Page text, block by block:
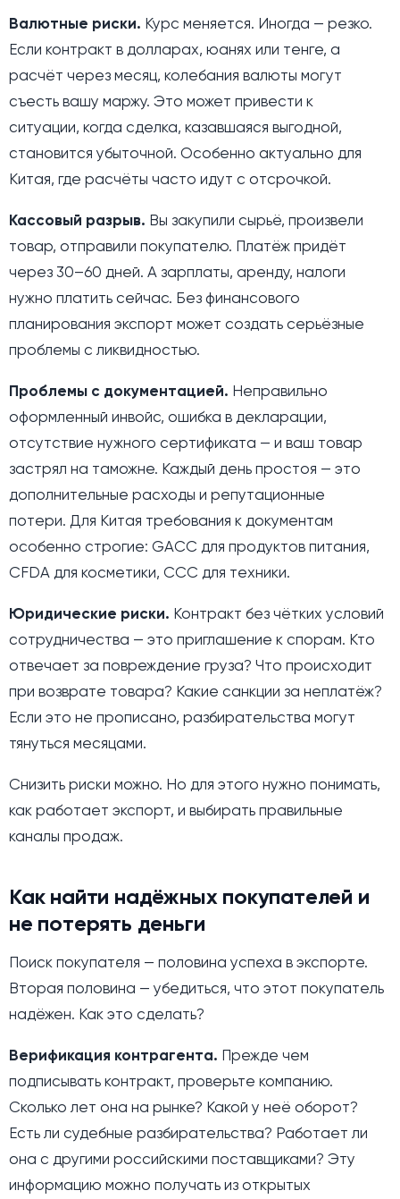
Валютные риски. Курс меняется. Иногда — резко.
Если контракт в долларах, юанях или тенге, а
расчёт через месяц, колебания валюты могут
съесть вашу маржу. Это может привести к
ситуации, когда сделка, казавшаяся выгодной,
становится убыточной. Особенно актуально для
Китая, где расчёты часто идут с отсрочкой.
Кассовый разрыв. Вы закупили сырьё, произвели
товар, отправили покупателю. Платёж придёт
через 30–60 дней. А зарплаты, аренду, налоги
нужно платить сейчас. Без финансового
планирования экспорт может создать серьёзные
проблемы с ликвидностью.
Проблемы с документацией. Неправильно
оформленный инвойс, ошибка в декларации,
отсутствие нужного сертификата — и ваш товар
застрял на таможне. Каждый день простоя — это
дополнительные расходы и репутационные
потери. Для Китая требования к документам
особенно строгие: GACC для продуктов питания,
CFDA для косметики, CCC для техники.
Юридические риски. Контракт без чётких условий
сотрудничества — это приглашение к спорам. Кто
отвечает за повреждение груза? Что происходит
при возврате товара? Какие санкции за неплатёж?
Если это не прописано, разбирательства могут
тянуться месяцами.
Снизить риски можно. Но для этого нужно понимать,
как работает экспорт, и выбирать правильные
каналы продаж.
Как найти надёжных покупателей и
не потерять деньги
Поиск покупателя — половина успеха в экспорте.
Вторая половина — убедиться, что этот покупатель
надёжен. Как это сделать?
Верификация контрагента. Прежде чем
подписывать контракт, проверьте компанию.
Сколько лет она на рынке? Какой у неё оборот?
Есть ли судебные разбирательства? Работает ли
она с другими российскими поставщиками? Эту
информацию можно получать из открытых